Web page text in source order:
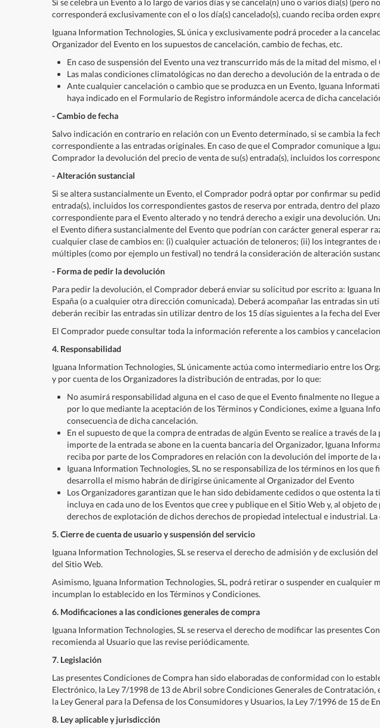
Si se celebra un Evento a lo largo de varios días y se cancela(n) uno o varios día(s)
corresponderá exclusivamente con el o los día(s) cancelado(s), cuando reciba orden
Iguana Information Technologies, SL única y exclusivamente podrá proceder a la
Organizador del Evento en los supuestos de cancelación, cambio de fechas, etc.
En caso de suspensión del Evento una vez transcurrido más de la mitad del mismo,
Las malas condiciones climatológicas no dan derecho a devolución de la entrada o
Ante cualquier cancelación o cambio que se produzca en un Evento, Iguana
haya indicado en el Formulario de Registro informándole acerca de dicha
- Cambio de fecha
Salvo indicación en contrario en relación con un Evento determinado, si se cambia la
correspondiente a las entradas originales. En caso de que el Comprador comunique a
Comprador la devolución del precio de venta de su(s) entrada(s), incluidos los
- Alteración sustancial
Si se altera sustancialmente un Evento, el Comprador podrá optar por confirmar su
entrada(s), incluidos los correspondientes gastos de reserva por entrada, dentro del
correspondiente para el Evento alterado y no tendrá derecho a exigir una devolución.
el Evento difiera sustancialmente del Evento que podrían con carácter general esperar
cualquier clase de cambios en: (i) cualquier actuación de teloneros; (ii) los integrantes
múltiples (como por ejemplo un festival) no tendrá la consideración de alteración
- Forma de pedir la devolución
Para pedir la devolución, el Comprador deberá enviar su solicitud por escrito a: Iguana
España (o a cualquier otra dirección comunicada). Deberá acompañar las entradas sin
deberán recibir las entradas sin utilizar dentro de los 15 días siguientes a la fecha del
El Comprador puede consultar toda la información referente a los cambios y
4. Responsabilidad
Iguana Information Technologies, SL únicamente actúa como intermediario entre los
y por cuenta de los Organizadores la distribución de entradas, por lo que:
No asumirá responsabilidad alguna en el caso de que el Evento finalmente no
por lo que mediante la aceptación de los Términos y Condiciones, exime a Iguana
consecuencia de dicha cancelación.
En el supuesto de que la compra de entradas de algún Evento se realice a través de
importe de la entrada se abone en la cuenta bancaria del Organizador, Iguana
reciba por parte de los Compradores en relación con la devolución del importe de la
Iguana Information Technologies, SL no se responsabiliza de los términos en los
desarrolla el mismo habrán de dirigirse únicamente al Organizador del Evento
Los Organizadores garantizan que le han sido debidamente cedidos o que ostenta
incluya en cada uno de los Eventos que cree y publique en el Sitio Web y, al objeto
derechos de explotación de dichos derechos de propiedad intelectual e industrial.
5. Cierre de cuenta de usuario y suspensión del servicio
Iguana Information Technologies, SL se reserva el derecho de admisión y de exclusión
del Sitio Web.
Asimismo, Iguana Information Technologies, SL, podrá retirar o suspender en cualquier
incumplan lo establecido en los Términos y Condiciones.
6. Modificaciones a las condiciones generales de compra
Iguana Information Technologies, SL se reserva el derecho de modificar las presentes
recomienda al Usuario que las revise periódicamente.
7. Legislación
Las presentes Condiciones de Compra han sido elaboradas de conformidad con lo
Electrónico, la Ley 7/1998 de 13 de Abril sobre Condiciones Generales de
la Ley General para la Defensa de los Consumidores y Usuarios, la Ley 7/1996 de 15
8. Ley aplicable y jurisdicción